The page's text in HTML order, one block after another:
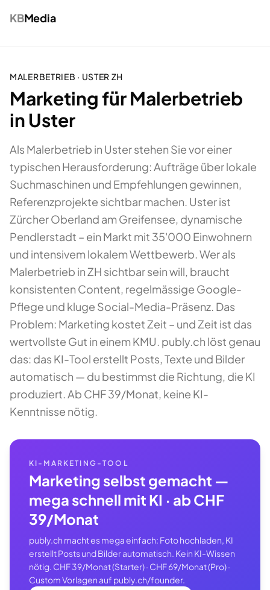
KBMedia
MALERBETRIEB · USTER ZH
Marketing für Malerbetrieb
in Uster
Als Malerbetrieb in Uster stehen Sie vor einer
typischen Herausforderung: Aufträge über lokale
Suchmaschinen und Empfehlungen gewinnen,
Referenzprojekte sichtbar machen. Uster ist
Zürcher Oberland am Greifensee, dynamische
Pendlerstadt – ein Markt mit 35'000 Einwohnern
und intensivem lokalem Wettbewerb. Wer als
Malerbetrieb in ZH sichtbar sein will, braucht
konsistenten Content, regelmässige Google-
Pflege und kluge Social-Media-Präsenz. Das
Problem: Marketing kostet Zeit – und Zeit ist das
wertvollste Gut in einem KMU. publy.ch löst genau
das: das KI-Tool erstellt Posts, Texte und Bilder
automatisch — du bestimmst die Richtung, die KI
produziert. Ab CHF 39/Monat, keine KI-
Kenntnisse nötig.
KI-MARKETING-TOOL
Marketing selbst gemacht —
mega schnell mit KI · ab CHF
39/Monat
publy.ch macht es mega einfach: Foto hochladen, KI
erstellt Posts und Bilder automatisch. Kein KI-Wissen
nötig. CHF 39/Monat (Starter) · CHF 69/Monat (Pro) ·
Custom Vorlagen auf publy.ch/founder.